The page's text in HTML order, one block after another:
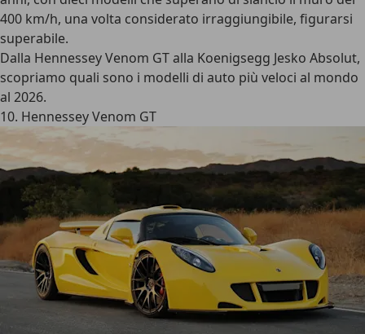
400 km/h, una volta considerato irraggiungibile, figurarsi
superabile.
Dalla Hennessey Venom GTalla Koenigsegg Jesko Absolut,
scopriamo quali sono i modelli di auto più veloci al mondo
al 2026.
10. Hennessey Venom GT